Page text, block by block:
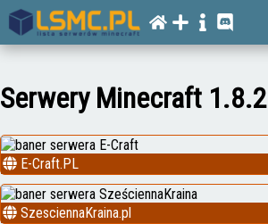
Serwery Minecraft 1.8.2
E-Craft.PL
SzesciennaKraina.pl